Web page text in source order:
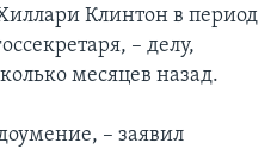
Клинтон в период
– делу,
месяцев назад.
– заявил